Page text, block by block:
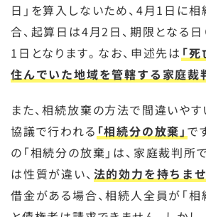
日」を算入しないため、4月1日に
合、起算日は4月2日、期限となる日
1日となります。なお、申述先は 「
住んでいた地域を管轄する家庭裁
また、相続放棄の方法で間違いやす
協議で行われる 「相続分の放棄」で
の「相続分の放棄」は、家庭裁判所
は性質が違い、 法的効力を持ちま
借金がある場合、相続人全員が「相